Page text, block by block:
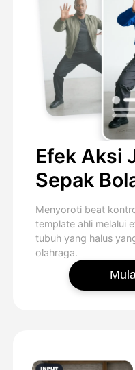
Efek Aksi
Sepak
Menyoroti beat
template ahli melalui
tubuh yang halus
olahraga.